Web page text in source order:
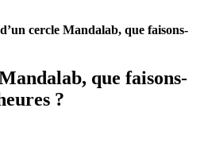
cercle Mandalab, que faisons-
que faisons-
?